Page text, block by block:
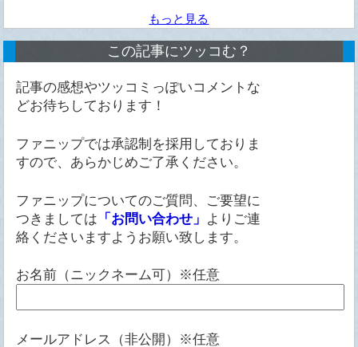
もっと見る
この記事にツッコむ？
記事の感想やツッコミっぽいコメントな
どお待ちしております！
ファニップでは承認制を採用しておりま
すので、あらかじめご了承ください。
ファニップについてのご質問、ご要望に
つきましては 「お問い合わせ」
よりご連
絡くださいますようお願い致します。
お名前（ニックネーム可）※任意
メールアドレス（非公開）※任意